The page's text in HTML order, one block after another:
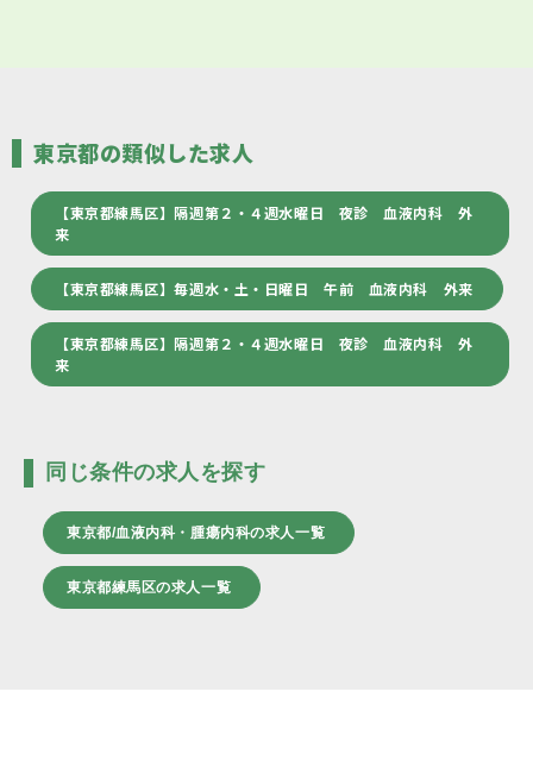
東京都の類似した求人
【東京都練馬区】隔週第２・４週水曜日 夜診 血液内科 外
来
【東京都練馬区】毎週水・土・日曜日 午前 血液内科 外来
【東京都練馬区】隔週第２・４週水曜日 夜診 血液内科 外
来
同じ条件の求人を探す
東京都/血液内科・腫瘍内科の求人一覧
東京都練馬区の求人一覧